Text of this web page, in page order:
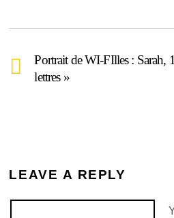
Portrait de WI-FIlles : Sarah,
lettres »
LEAVE A REPLY